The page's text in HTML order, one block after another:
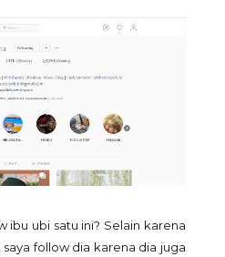
ibu ubi satu ini? Selain karena
follow dia karena dia juga